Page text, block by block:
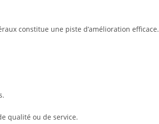
constitue une piste d’amélioration efficace.
qualité ou de service.